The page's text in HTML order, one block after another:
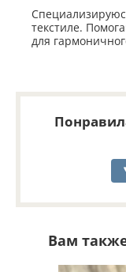
текстиле.
для
Вам